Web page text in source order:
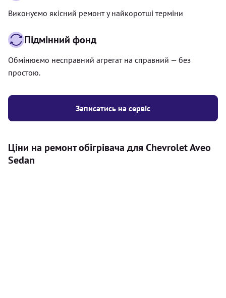
Записатись на сервіс
Виконуємо якісний ремонт у найкоротші терміни
Підмінний фонд
Обмінюємо несправний агрегат на справний — без
простою.
Ціни на ремонт обігрівача для Chevrolet Aveo
Sedan